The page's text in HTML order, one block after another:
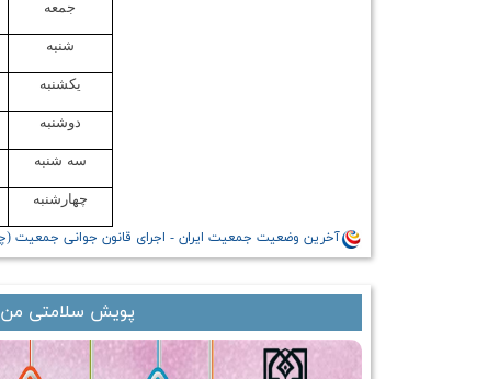
جمعه
شنبه
یکشنبه
دوشنبه
سه شنبه
چهارشنبه
آخرین وضعیت جمعیت ایران - اجرای قانون جوانی جمعیت
پویش سلامتی من